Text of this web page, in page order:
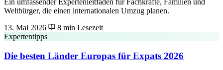
Ein umfassender Expertenleitfaden für Fachkräfte, Familien und
Weltbürger, die einen internationalen Umzug planen.
13. Mai 2026
8 min Lesezeit
Expertentipps
Die besten Länder Europas für Expats 2026